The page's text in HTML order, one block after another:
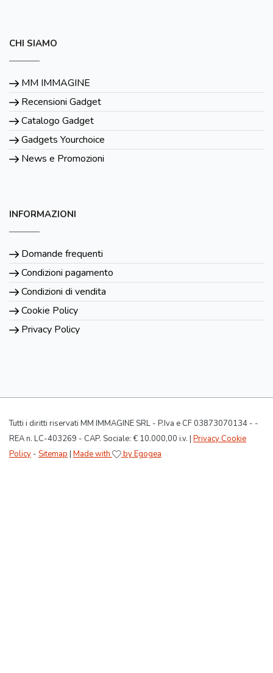
CHI SIAMO
MM IMMAGINE
Recensioni Gadget
Catalogo Gadget
Gadgets Yourchoice
News e Promozioni
INFORMAZIONI
Domande frequenti
Condizioni pagamento
Condizioni di vendita
Cookie Policy
Privacy Policy
Tutti i diritti riservati MM IMMAGINE SRL - P.Iva e CF 03873070134 - -
REA n. LC-403269 - CAP. Sociale: € 10.000,00 i.v. | Privacy Cookie
Policy - Sitemap | Made with by Egogea